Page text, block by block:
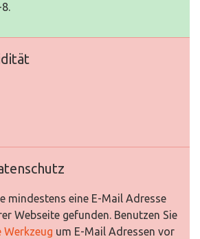
mindestens eine E-Mail Adresse
Webseite gefunden. Benutzen Sie
Werkzeug um E-Mail Adressen vor